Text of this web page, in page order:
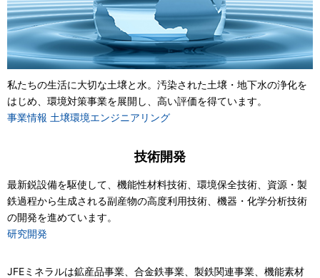
私たちの生活に大切な土壌と水。汚染された土壌・地下水の浄化を
はじめ、環境対策事業を展開し、高い評価を得ています。
事業情報 土壌環境エンジニアリング
技術開発
最新鋭設備を駆使して、機能性材料技術、環境保全技術、資源・製
鉄過程から生成される副産物の高度利用技術、機器・化学分析技術
の開発を進めています。
研究開発
JFEミネラルは鉱産品事業、合金鉄事業、製鉄関連事業、機能素材